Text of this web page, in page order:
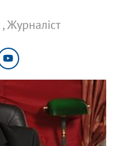
, Журналіст